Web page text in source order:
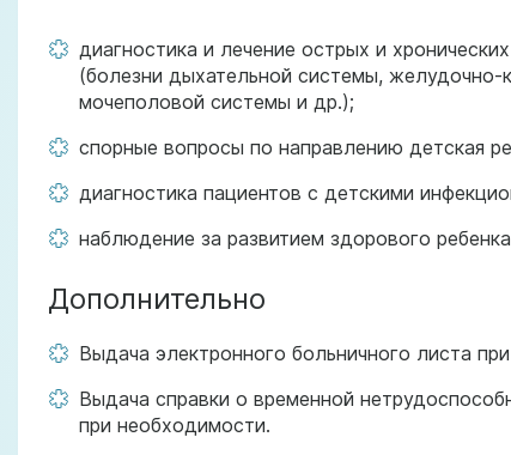
диагностика и лечение острых и
(болезни дыхательной системы, желудочно-
мочеполовой системы и др.);
спорные вопросы по направлению детская
диагностика пациентов с детскими
наблюдение за развитием здорового
Дополнительно
Выдача электронного больничного листа
Выдача справки о временной
при необходимости.